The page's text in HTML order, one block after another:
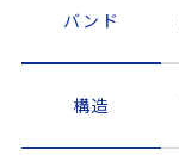
バンド
構造